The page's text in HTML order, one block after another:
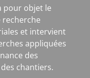
pour objet le
recherche
et intervient
appliquées
des
chantiers.